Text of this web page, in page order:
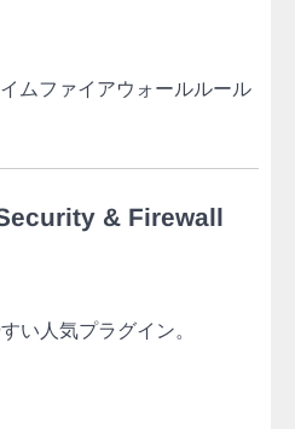
ムファイアウォールルール
& Firewall
い人気プラグイン。